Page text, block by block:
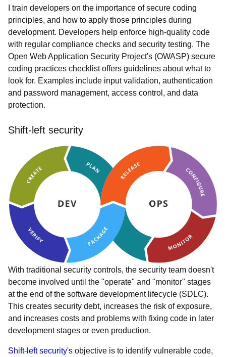
I train developers on the importance of secure coding
principles, and how to apply those principles during
development. Developers help enforce high-quality code
with regular compliance checks and security testing. The
Open Web Application Security Project's (OWASP) secure
coding practices checklist offers guidelines about what to
look for. Examples include input validation, authentication
and password management, access control, and data
protection.
Shift-left security
With traditional security controls, the security team doesn't
become involved until the "operate" and "monitor" stages
at the end of the software development lifecycle (SDLC).
This creates security debt, increases the risk of exposure,
and increases costs and problems with fixing code in later
development stages or even production.
Shift-left security's objective is to identify vulnerable code,